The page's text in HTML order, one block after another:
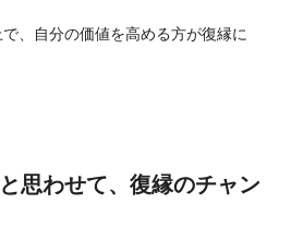
、自分の価値を高める方が復縁に
思わせて、復縁のチャン